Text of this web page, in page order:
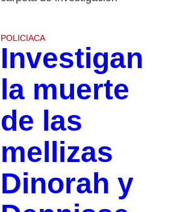
POLICIACA
Investigan
la muerte
de las
mellizas
Dinorah y